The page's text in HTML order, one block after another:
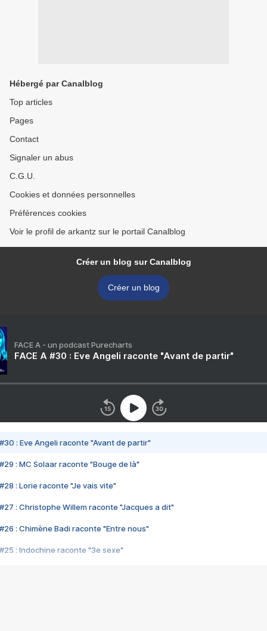
Hébergé par Canalblog
Top articles
Pages
Contact
Signaler un abus
C.G.U.
Cookies et données personnelles
Préférences cookies
Voir le profil de arkantz sur le portail Canalblog
Créer un blog sur Canalblog
Créer un blog
FACE A - un podcast Purecharts
FACE A #30 : Eve Angeli raconte "Avant de partir"
#30 : Eve Angeli raconte "Avant de partir"
#29 : MC Solaar raconte "Bouge de là"
#28 : Lorie raconte "Je vais vite"
#27 : Christophe Willem raconte "Jacques a dit"
#26 : Chimène Badi raconte "Entre nous"
#25 : Indochine raconte "3e sexe"